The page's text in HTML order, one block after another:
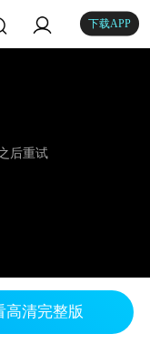
下载APP
后重试
高清完整版